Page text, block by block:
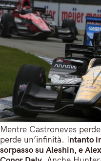
Mentre Castroneves
perde un’infinità. Intanto
sorpasso su Aleshin, e